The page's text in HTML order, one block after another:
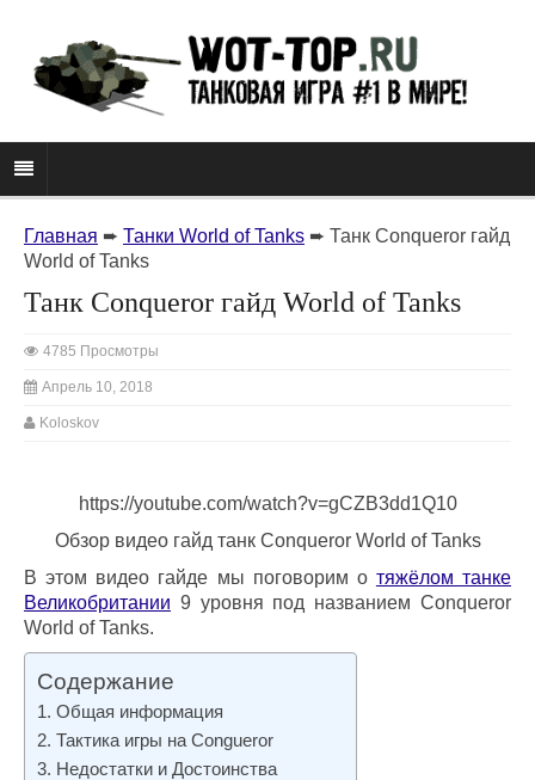
Главная ➨ Танки World of Tanks ➨ Танк Conqueror гайд
World of Tanks
Танк Conqueror гайд World of Tanks
4785 Просмотры
Апрель 10, 2018
Koloskov
https://youtube.com/watch?v=gCZB3dd1Q10
Обзор видео гайд танк Conqueror World of Tanks
В этом видео гайде мы поговорим о тяжёлом танке
Великобритании 9 уровня под названием Conqueror
World of Tanks.
Содержание
Общая информация
Тактика игры на Congueror
Недостатки и Достоинства